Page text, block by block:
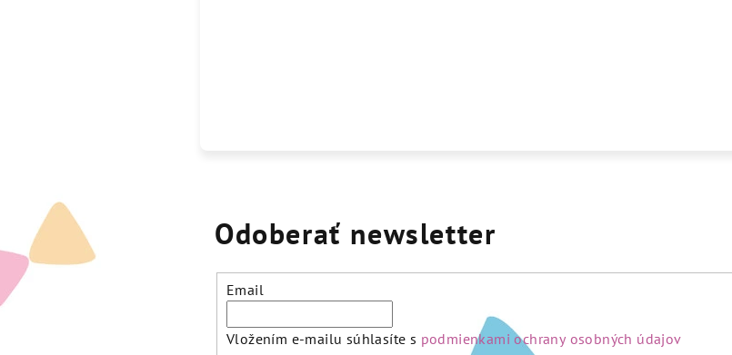
Odoberať newsletter
Email
Vložením e-mailu súhlasíte s podmienkami ochrany osobných údajov